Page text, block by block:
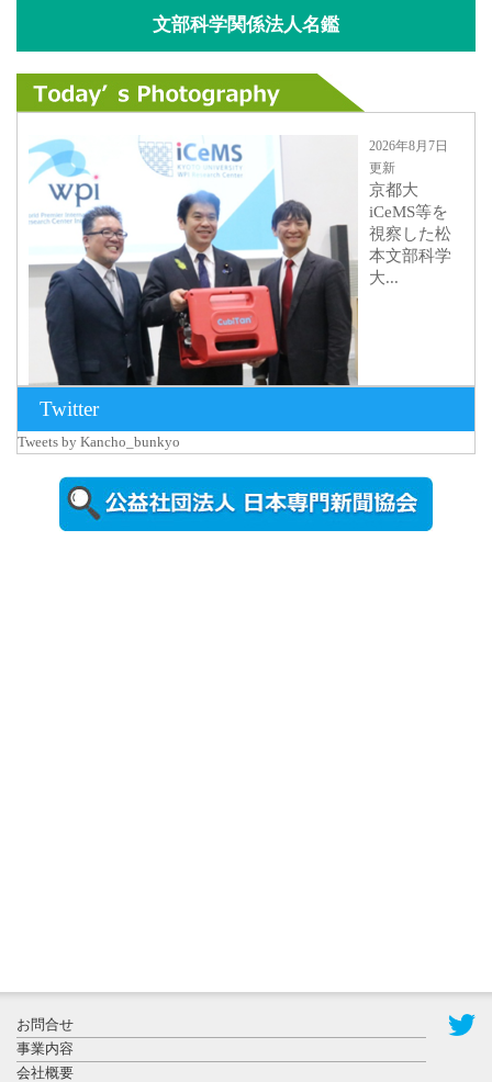
文部科学関係法人名鑑
2026年8月7日
更新
京都大
iCeMS等を
視察した松
本文部科学
大...
2026年8月5日
更新
農工大で大
登録有形文
Twitter
Tweets by Kancho_bunkyo
お問合せ
事業内容
会社概要